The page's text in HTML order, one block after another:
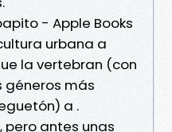
- Apple Books
urbana a
la vertebran (con
géneros más
a .
pero antes unas